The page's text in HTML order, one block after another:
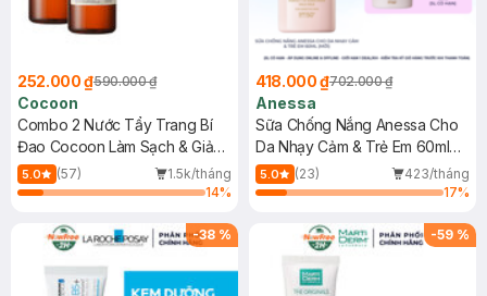
252.000 ₫590.000 ₫
Cocoon
Combo 2 Nước Tẩy Trang Bí
Đao Cocoon Làm Sạch & Giảm
Dầu 500ml
5.0 (57)
1.5k/tháng
14%
418.000 ₫702.000 ₫
Anessa
Sữa Chống Nắng Anessa Cho
Da Nhạy Cảm & Trẻ Em 60ml
(Mới)
5.0 (23)
423/tháng
17%
-38 % -59 %